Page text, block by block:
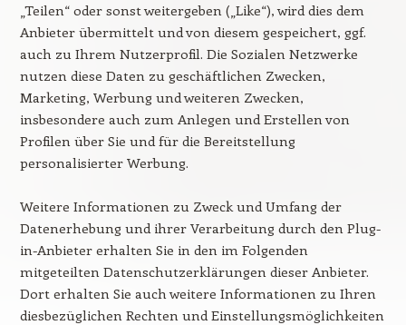
„Teilen“ oder sonst weitergeben („Like“), wird dies dem
Anbieter übermittelt und von diesem gespeichert, ggf.
auch zu Ihrem Nutzerprofil. Die Sozialen Netzwerke
nutzen diese Daten zu geschäftlichen Zwecken,
Marketing, Werbung und weiteren Zwecken,
insbesondere auch zum Anlegen und Erstellen von
Profilen über Sie und für die Bereitstellung
personalisierter Werbung.
Weitere Informationen zu Zweck und Umfang der
Datenerhebung und ihrer Verarbeitung durch den Plug-
in-Anbieter erhalten Sie in den im Folgenden
mitgeteilten Datenschutzerklärungen dieser Anbieter.
Dort erhalten Sie auch weitere Informationen zu Ihren
diesbezüglichen Rechten und Einstellungsmöglichkeiten